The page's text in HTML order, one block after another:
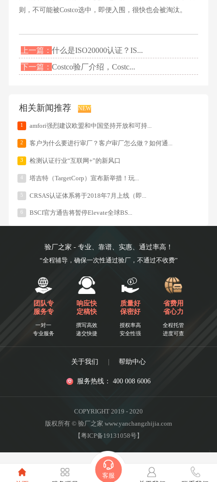
则，不可能被Costco选中，即便入围，很快也会被淘汰。
上一篇：什么是ISO20000认证？IS...
下一篇：Costco验厂介绍，Costc...
相关新闻推荐 NEW
1 amfori强烈建议欧盟和中国坚持开放和可持...
2 客户为什么要进行审厂？客户审厂怎么做？如何通...
3 检测认证行业“互联网+”的新风口
4 塔吉特（TargetCorp）宣布新举措！玩...
5 CRSAS认证体系将于2018年7月上线（即...
6 BSCI官方通告将暂停Elevate全球BS...
客服
验厂之家 - 专业、靠谱、实惠、通过率高！
“全程辅导，确保一次性通过验厂，不通过不收费”
团队专
服务专
一对一
专业服务
响应快
定稿快
撰写高效
递交快捷
质量好
保密好
授权率高
安全性强
省费用
省心力
全程托管
进度可查
关于我们 | 帮助中心
服务热线： 400 008 6006
COPYRIGHT 2019 - 2020
版权所有 © 验厂之家 www.yanchangzhijia.com
【粤ICP备19131058号】